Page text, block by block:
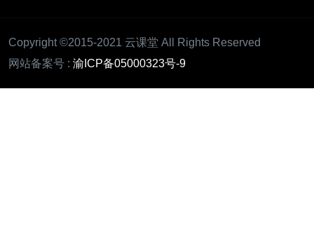
Copyright ©2015-2021 云课堂 All Rights Reserved
网站备案号 : 渝ICP备05000323号-9